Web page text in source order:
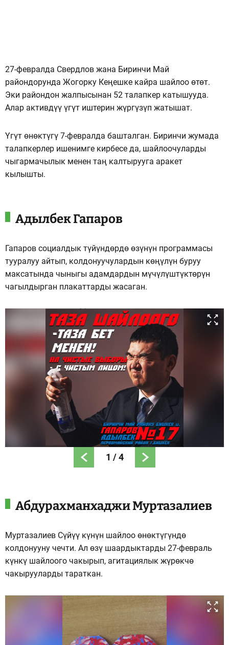
27-февралда Свердлов жана Биринчи Май
райондорунда Жогорку Кеңешке кайра шайлоо өтөт.
Эки райондон жалпысынан 52 талапкер катышууда.
Алар активдүү үгүт иштерин жүргүзүп жатышат.
Үгүт өнөктүгү 7-февралда башталган. Биринчи жумада
талапкерлер ишенимге кирбесе да, шайлоочуларды
чыгармачылык менен таң калтырууга аракет
кылышты.
Адылбек Гапаров
Гапаров социалдык түйүндөрдө өзүнүн программасы
тууралуу айтып, колдонуучулардын көңүлүн буруу
максатында чыныгы адамдардын мүчүлүштүктөрүн
чагылдырган плакаттарды жасаган.
1 /4
Абдурахманхаджи Муртазалиев
Муртазалиев Сүйүү күнүн шайлоо өнөктүгүндө
колдонууну чечти. Ал өзү шаардыктарды 27-февраль
күнкү шайлоого чакырып, агитациялык жүрөкчө
чакырууларды тараткан.